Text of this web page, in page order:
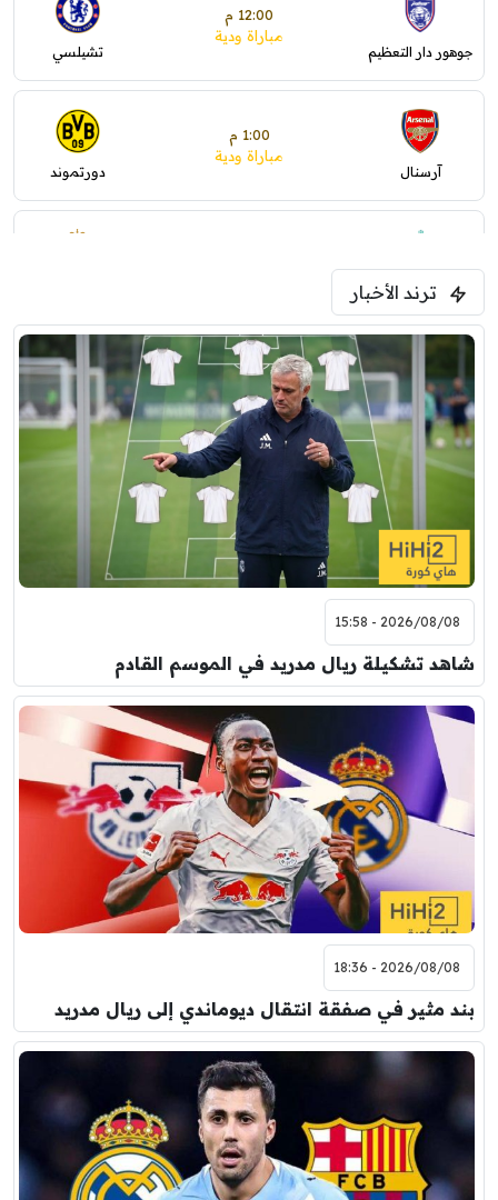
جوهور دار التعظيم
12:00 م
مباراة ودية
تشيلسي
آرسنال
1:00 م
مباراة ودية
دورتموند
ليفربول
ترند الأخبار
2026/08/08 - 15:58
شاهد تشكيلة ريال مدريد في الموسم القادم
2026/08/08 - 18:36
بند مثير في صفقة انتقال ديوماندي إلى ريال مدريد